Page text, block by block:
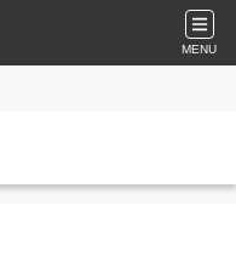
MENU